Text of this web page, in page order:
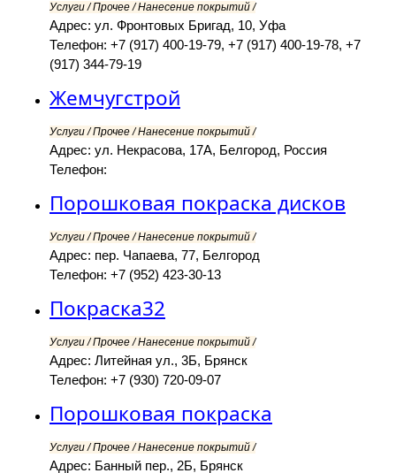
Услуги / Прочее / Нанесение покрытий /
Адрес: ул. Фронтовых Бригад, 10, Уфа
Телефон: +7 (917) 400-19-79, +7 (917) 400-19-78, +7
(917) 344-79-19
Жемчугстрой
Услуги / Прочее / Нанесение покрытий /
Адрес: ул. Некрасова, 17А, Белгород, Россия
Телефон:
Порошковая покраска дисков
Услуги / Прочее / Нанесение покрытий /
Адрес: пер. Чапаева, 77, Белгород
Телефон: +7 (952) 423-30-13
Покраска32
Услуги / Прочее / Нанесение покрытий /
Адрес: Литейная ул., 3Б, Брянск
Телефон: +7 (930) 720-09-07
Порошковая покраска
Услуги / Прочее / Нанесение покрытий /
Адрес: Банный пер., 2Б, Брянск